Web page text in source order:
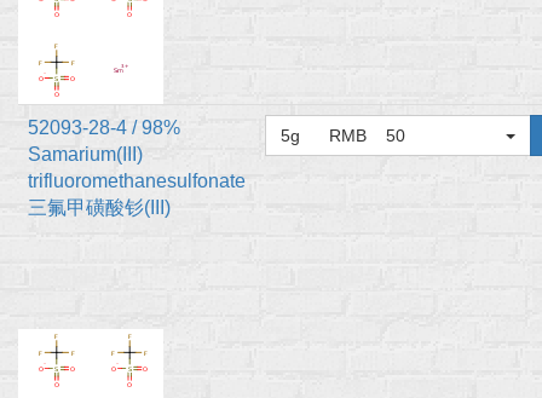
52093-28-4 / 98%
Samarium(III)
trifluoromethanesulfonate
三氟甲磺酸钐(III)
5g RMB 50